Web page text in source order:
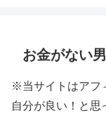
お金がない
※当サイトはアフ
自分が良い！と思